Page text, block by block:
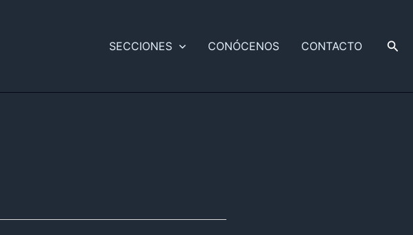
SECCIONES CONÓCENOS CONTACTO